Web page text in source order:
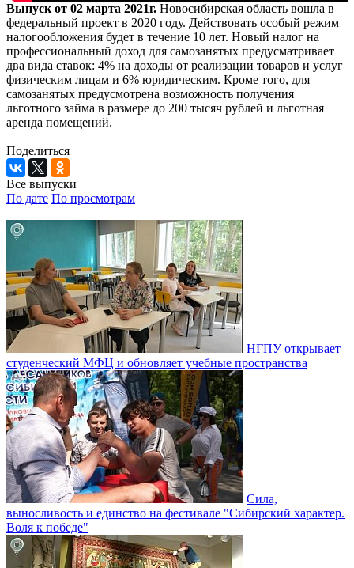
Выпуск от 02 марта 2021г. Новосибирская область вошла в
федеральный проект в 2020 году. Действовать особый режим
налогообложения будет в течение 10 лет. Новый налог на
профессиональный доход для самозанятых предусматривает
два вида ставок: 4% на доходы от реализации товаров и услуг
физическим лицам и 6% юридическим. Кроме того, для
самозанятых предусмотрена возможность получения
льготного займа в размере до 200 тысяч рублей и льготная
аренда помещений.
Поделиться
Все выпуски
По дате По просмотрам
НГПУ открывает
студенческий МФЦ и обновляет учебные пространства
Сила,
выносливость и единство на фестивале "Сибирский характер.
Воля к победе"